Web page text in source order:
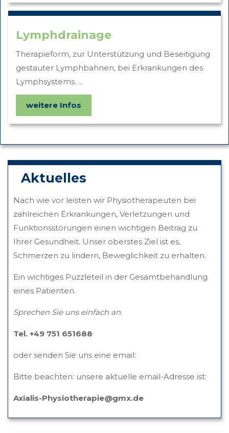
Lymphdrainage
Therapieform, zur Unterstützung und Beseitigung
gestauter Lymphbahnen, bei Erkrankungen des
Lymphsystems. ...
weitere Infos
Aktuelles
Nach wie vor leisten wir Physiotherapeuten bei
zahlreichen Erkrankungen, Verletzungen und
Funktionsstörungen einen wichtigen Beitrag zu
Ihrer Gesundheit. Unser oberstes Ziel ist es,
Schmerzen zu lindern, Beweglichkeit zu erhalten.
Ein wichtiges Puzzleteil in der Gesamtbehandlung
eines Patienten.
Sprechen Sie uns einfach an.
Tel. +49 751 651688
oder senden Sie uns eine email:
Bitte beachten: unsere aktuelle email-Adresse ist:
Axialis-Physiotherapie@gmx.de